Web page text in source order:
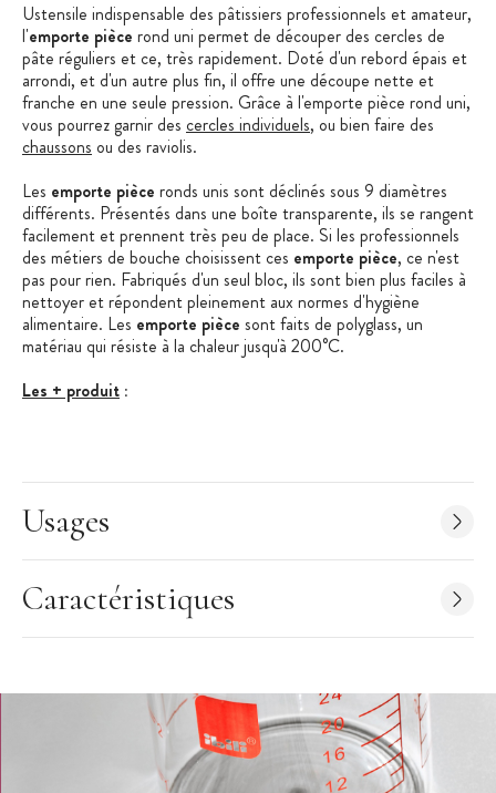
Ustensile indispensable des pâtissiers professionnels et amateur,
l'emporte pièce rond uni permet de découper des cercles de
pâte réguliers et ce, très rapidement. Doté d'un rebord épais et
arrondi, et d'un autre plus fin, il offre une découpe nette et
franche en une seule pression. Grâce à l'emporte pièce rond uni,
vous pourrez garnir des cercles individuels, ou bien faire des
chaussons ou des raviolis.
Les emporte pièce ronds unis sont déclinés sous 9 diamètres
différents. Présentés dans une boîte transparente, ils se rangent
facilement et prennent très peu de place. Si les professionnels
des métiers de bouche choisissent ces emporte pièce, ce n'est
pas pour rien. Fabriqués d'un seul bloc, ils sont bien plus faciles à
nettoyer et répondent pleinement aux normes d'hygiène
alimentaire. Les emporte pièce sont faits de polyglass, un
matériau qui résiste à la chaleur jusqu'à 200°C.
Les + produit :
Caractéristiques des Emporte Pièce
Boîte de 9 emporte-pièces ronds unis
Diamètre en cm : 2 - 3 - 4 - 5 - 6 - 7 - 8 - 9 - 10
Entretien : passe au lave-vaisselle
Conception monobloc
Conformes aux normes d'hygiène alimentaire
Usages
Caractéristiques